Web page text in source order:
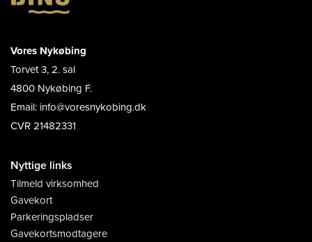
Vores Nykøbing
Torvet 3, 2. sal
4800 Nykøbing F.
Email: info@voresnykobing.dk
CVR 21482331
Nyttige links
Tilmeld virksomhed
Gavekort
Parkeringspladser
Gavekortsmodtagere